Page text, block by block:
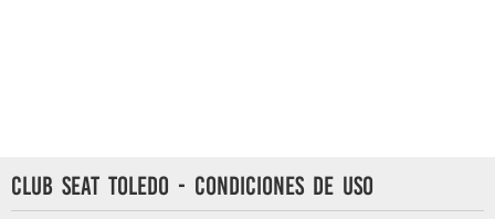
Club Seat Toledo - Condiciones de uso